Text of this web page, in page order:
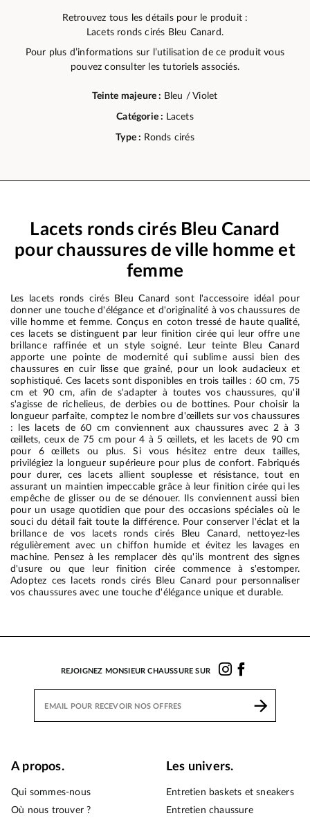
Retrouvez tous les détails pour le produit :
Lacets ronds cirés Bleu Canard.
Pour plus d’informations sur l’utilisation de ce produit vous
pouvez consulter les tutoriels associés.
Teinte majeure : Bleu / Violet
Catégorie : Lacets
Type : Ronds cirés
Lacets ronds cirés Bleu Canard
pour chaussures de ville homme et
femme
Les lacets ronds cirés Bleu Canard sont l'accessoire idéal pour
donner une touche d'élégance et d'originalité à vos chaussures de
ville homme et femme. Conçus en coton tressé de haute qualité,
ces lacets se distinguent par leur finition cirée qui leur offre une
brillance raffinée et un style soigné. Leur teinte Bleu Canard
apporte une pointe de modernité qui sublime aussi bien des
chaussures en cuir lisse que grainé, pour un look audacieux et
sophistiqué. Ces lacets sont disponibles en trois tailles : 60 cm, 75
cm et 90 cm, afin de s'adapter à toutes vos chaussures, qu'il
s'agisse de richelieus, de derbies ou de bottines. Pour choisir la
longueur parfaite, comptez le nombre d'œillets sur vos chaussures
: les lacets de 60 cm conviennent aux chaussures avec 2 à 3
œillets, ceux de 75 cm pour 4 à 5 œillets, et les lacets de 90 cm
pour 6 œillets ou plus. Si vous hésitez entre deux tailles,
privilégiez la longueur supérieure pour plus de confort. Fabriqués
pour durer, ces lacets allient souplesse et résistance, tout en
assurant un maintien impeccable grâce à leur finition cirée qui les
empêche de glisser ou de se dénouer. Ils conviennent aussi bien
pour un usage quotidien que pour des occasions spéciales où le
souci du détail fait toute la différence. Pour conserver l'éclat et la
brillance de vos lacets ronds cirés Bleu Canard, nettoyez-les
régulièrement avec un chiffon humide et évitez les lavages en
machine. Pensez à les remplacer dès qu'ils montrent des signes
d'usure ou que leur finition cirée commence à s'estomper.
Adoptez ces lacets ronds cirés Bleu Canard pour personnaliser
vos chaussures avec une touche d'élégance unique et durable.
REJOIGNEZ MONSIEUR CHAUSSURE SUR
A propos.
Qui sommes-nous
Où nous trouver ?
Les univers.
Entretien baskets et sneakers
Entretien chaussure